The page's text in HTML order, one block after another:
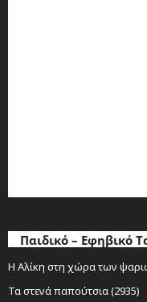
Παιδικό – Εφηβικό
Η Αλίκη στη χώρα των
Τα στενά παπούτσια (2935)